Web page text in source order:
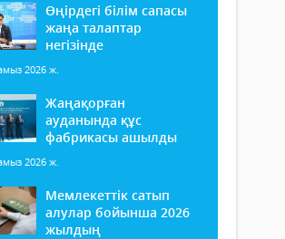
Өңірдегі білім сапасы
жаңа талаптар
негізінде
2026 ж.
Жаңақорған
ауданында құс
фабрикасы ашылды
2026 ж.
Мемлекеттік сатып
алулар бойынша 2026
жылдың